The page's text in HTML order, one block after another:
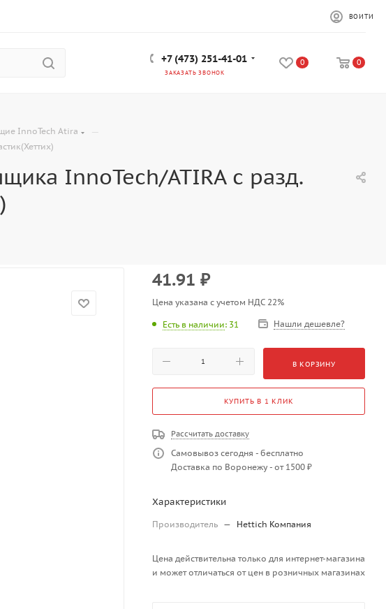
ВОЙТИ
+7 (473) 251-41-01
ЗАКАЗАТЬ ЗВОНОК
0 0
InnoTech Atira —
InnoTech/ATIRA с разд.
41.91 ₽
Цена указана с учетом НДС 22%
Есть в наличии: 31 Нашли дешевле?
В КОРЗИНУ
КУПИТЬ В 1 КЛИК
Рассчитать доставку
Самовывоз сегодня - бесплатно
Доставка по Воронежу - от 1500 ₽
Характеристики
Производитель — Hettich Компания
Цена действительна только для интернет-магазина
и может отличаться от цен в розничных магазинах